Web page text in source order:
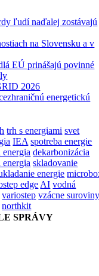
ľudí naďalej zostávajú
na Slovensku a v
EÚ prinášajú povinné
2026
energetickú
trh s energiami svet
IEA spotreba energie
energia dekarbonizácia
energia skladovanie
energie
edge AI vodná
variostep vzácne
northkit
SPRÁVY